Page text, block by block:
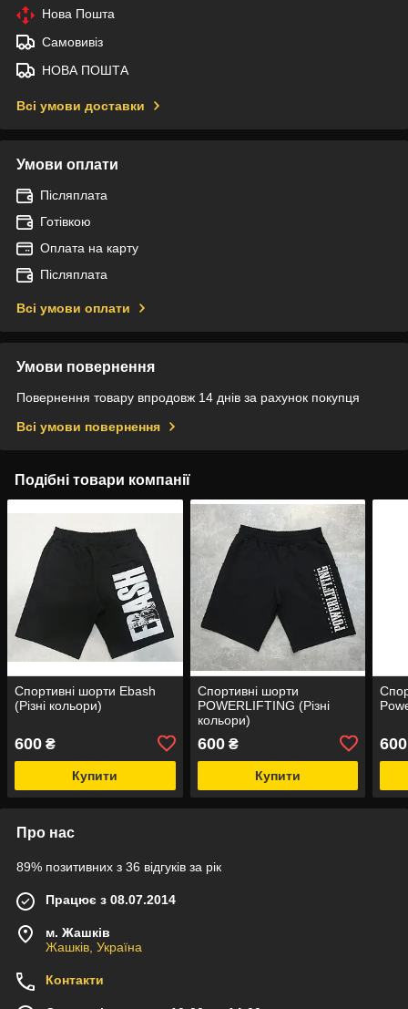
Нова Пошта
Самовивіз
НОВА ПОШТА
Всі умови доставки
Умови оплати
Післяплата
Готівкою
Оплата на карту
Післяплата
Всі умови оплати
Умови повернення
Повернення товару впродовж 14 днів за рахунок покупця
Всі умови повернення
Подібні товари компанії
Спортивні шорти Ebash
(Різні кольори)
600 ₴
Купити
Спортивні шорти
POWERLIFTING (Різні
кольори)
600₴
Купити
600
Про нас
89% позитивних з 36 відгуків за рік
Працює з 08.07.2014
м. Жашків
Жашків, Україна
Контакти